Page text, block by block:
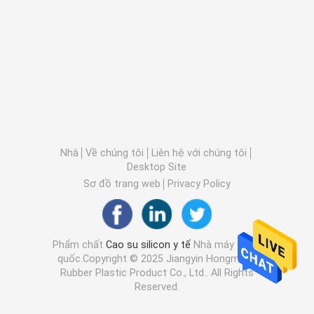
Nhà Về chúng tôi
Liên hệ với chúng tôi
Desktop Site
Sơ đồ trang web
Privacy Policy
Phẩm chất Cao su silicon y tế Nhà máy trung
quốc.Copyright © 2025 Jiangyin Hongmeng
Rubber Plastic Product Co., Ltd.. All Rights
Reserved.